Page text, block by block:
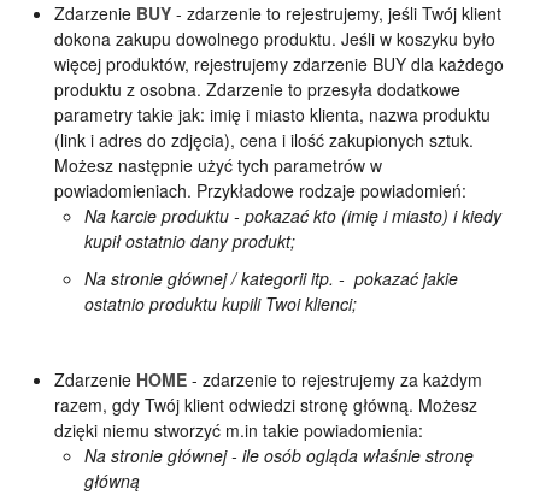
Zdarzenie BUY - zdarzenie to rejestrujemy, jeśli Twój klient
dokona zakupu dowolnego produktu. Jeśli w koszyku było
więcej produktów, rejestrujemy zdarzenie BUY dla każdego
produktu z osobna. Zdarzenie to przesyła dodatkowe
parametry takie jak: imię i miasto klienta, nazwa produktu
(link i adres do zdjęcia), cena i ilość zakupionych sztuk.
Możesz następnie użyć tych parametrów w
powiadomieniach. Przykładowe rodzaje powiadomień:
Na karcie produktu - pokazać kto (imię i miasto) i kiedy
kupił ostatnio dany produkt;
Na stronie głównej / kategorii itp. - pokazać jakie
ostatnio produktu kupili Twoi klienci;
Zdarzenie HOME - zdarzenie to rejestrujemy za każdym
razem, gdy Twój klient odwiedzi stronę główną. Możesz
dzięki niemu stworzyć m.in takie powiadomienia:
Na stronie głównej - ile osób ogląda właśnie stronę
główną